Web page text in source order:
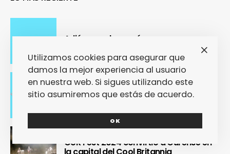
Adiós con el corazón
Se cierra un pedazo de vida
OUR Fest 2024 convirtió a Ourense en
Utilizamos cookies para asegurar que
damos la mejor experiencia al usuario
en nuestra web. Si sigues utilizando este
sitio asumiremos que estás de acuerdo.
OK